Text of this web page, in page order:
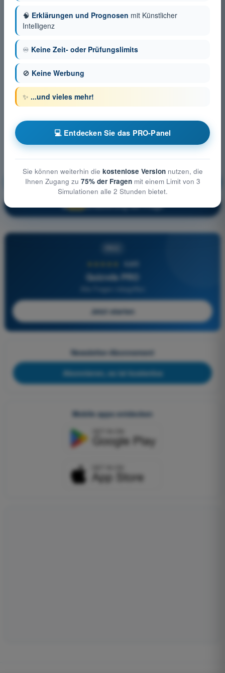
Betriebliche Verfahren Ausbildung!
🔒 Erläuterung der Frage
4,6/5
Quizvds PRO
Alle Fragen inbegriffen
Jetzt starten
Newsletter-Abonnement
Abonnieren, es ist kostenlos
Mobile apps entdecken
🧠 Erklärungen und Prognosen mit Künstlicher
Intelligenz
♾️ Keine Zeit- oder Prüfungslimits
🚫 Keine Werbung
✨ ...und vieles mehr!
💻 Entdecken Sie das PRO-Panel
Sie können weiterhin die kostenlose Versionnutzen, die
Ihnen Zugang zu 75% der Fragenmit einem Limit von 3
Simulationen alle 2 Stunden bietet.